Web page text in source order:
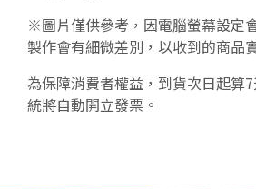
※圖片僅供參考，因電腦螢幕設定
製作會有細微差別，以收到的商品
為保障消費者權益，到貨次日起算
統將自動開立發票。